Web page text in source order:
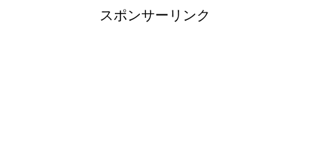
スポンサーリンク